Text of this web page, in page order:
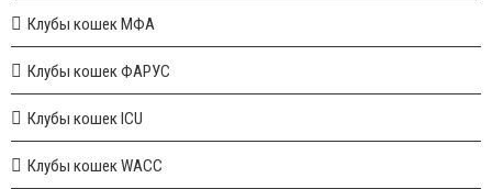
Клубы кошек МФА
Клубы кошек ФАРУС
Клубы кошек ICU
Клубы кошек WACC